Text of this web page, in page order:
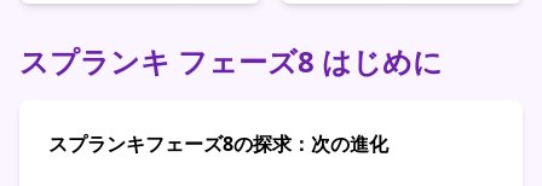
スプランキ フェーズ8 はじめに
スプランキフェーズ8の探求：次の進化